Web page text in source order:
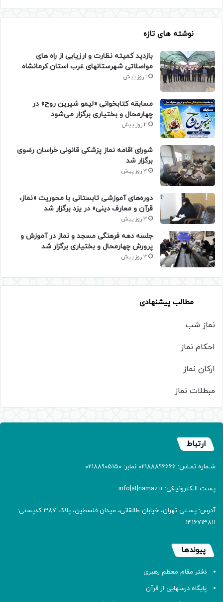
نوشته های تازه
بازدید کمیته نظارت و ارزیابی از راه های
مواصلاتی شهرستانهای غرب استان کرمانشاه
1 روز پیش
مسابقه کتابخوانی «لیمو شیرین روح» در
چهارمحال و بختیاری برگزار می‌شود
2 روز پیش
شورای اقامه نماز پزشکی قانونی خراسان رضوی
برگزار شد
3 روز پیش
دوره‌های آموزشی تابستانی با محوریت «نماز،
قرآن و معارف دینی» در یزد برگزار شد
3 روز پیش
جلسه دهه فرهنگی مسجد و نماز در آموزش و
پرورش چهارمحال و بختیاری برگزار شد
3 روز پیش
مطالب پیشنهادی
نماز شب
احکام نماز
ارکان نماز
مبطلات نماز
ارتباط
شـماره تمـاس: 02188896666 نمابر: 02188905150
پسـت الـکترونیـکی: info[at]namaz.ir
آدرس: پسـتی تهران، خیابان طالقانی، میدان فلسطین، پلاک 387 کدپستی:
۱۴۱۶۷۱۳۸۱۱
پیوندها
دفتر مقام معظم رهبری
پایگاه درسهایی از قرآن